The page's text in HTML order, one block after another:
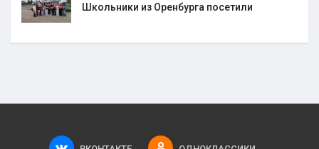
Школьники из Оренбурга посетили